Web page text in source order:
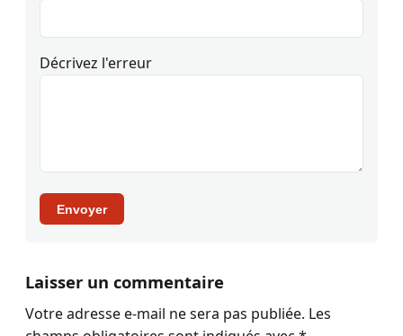
Décrivez l'erreur
Envoyer
Laisser un commentaire
Votre adresse e-mail ne sera pas publiée. Les